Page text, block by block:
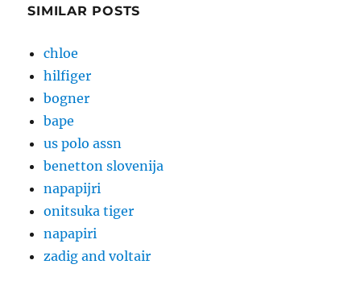
SIMILAR POSTS
chloe
hilfiger
bogner
bape
us polo assn
benetton slovenija
napapijri
onitsuka tiger
napapiri
zadig and voltair